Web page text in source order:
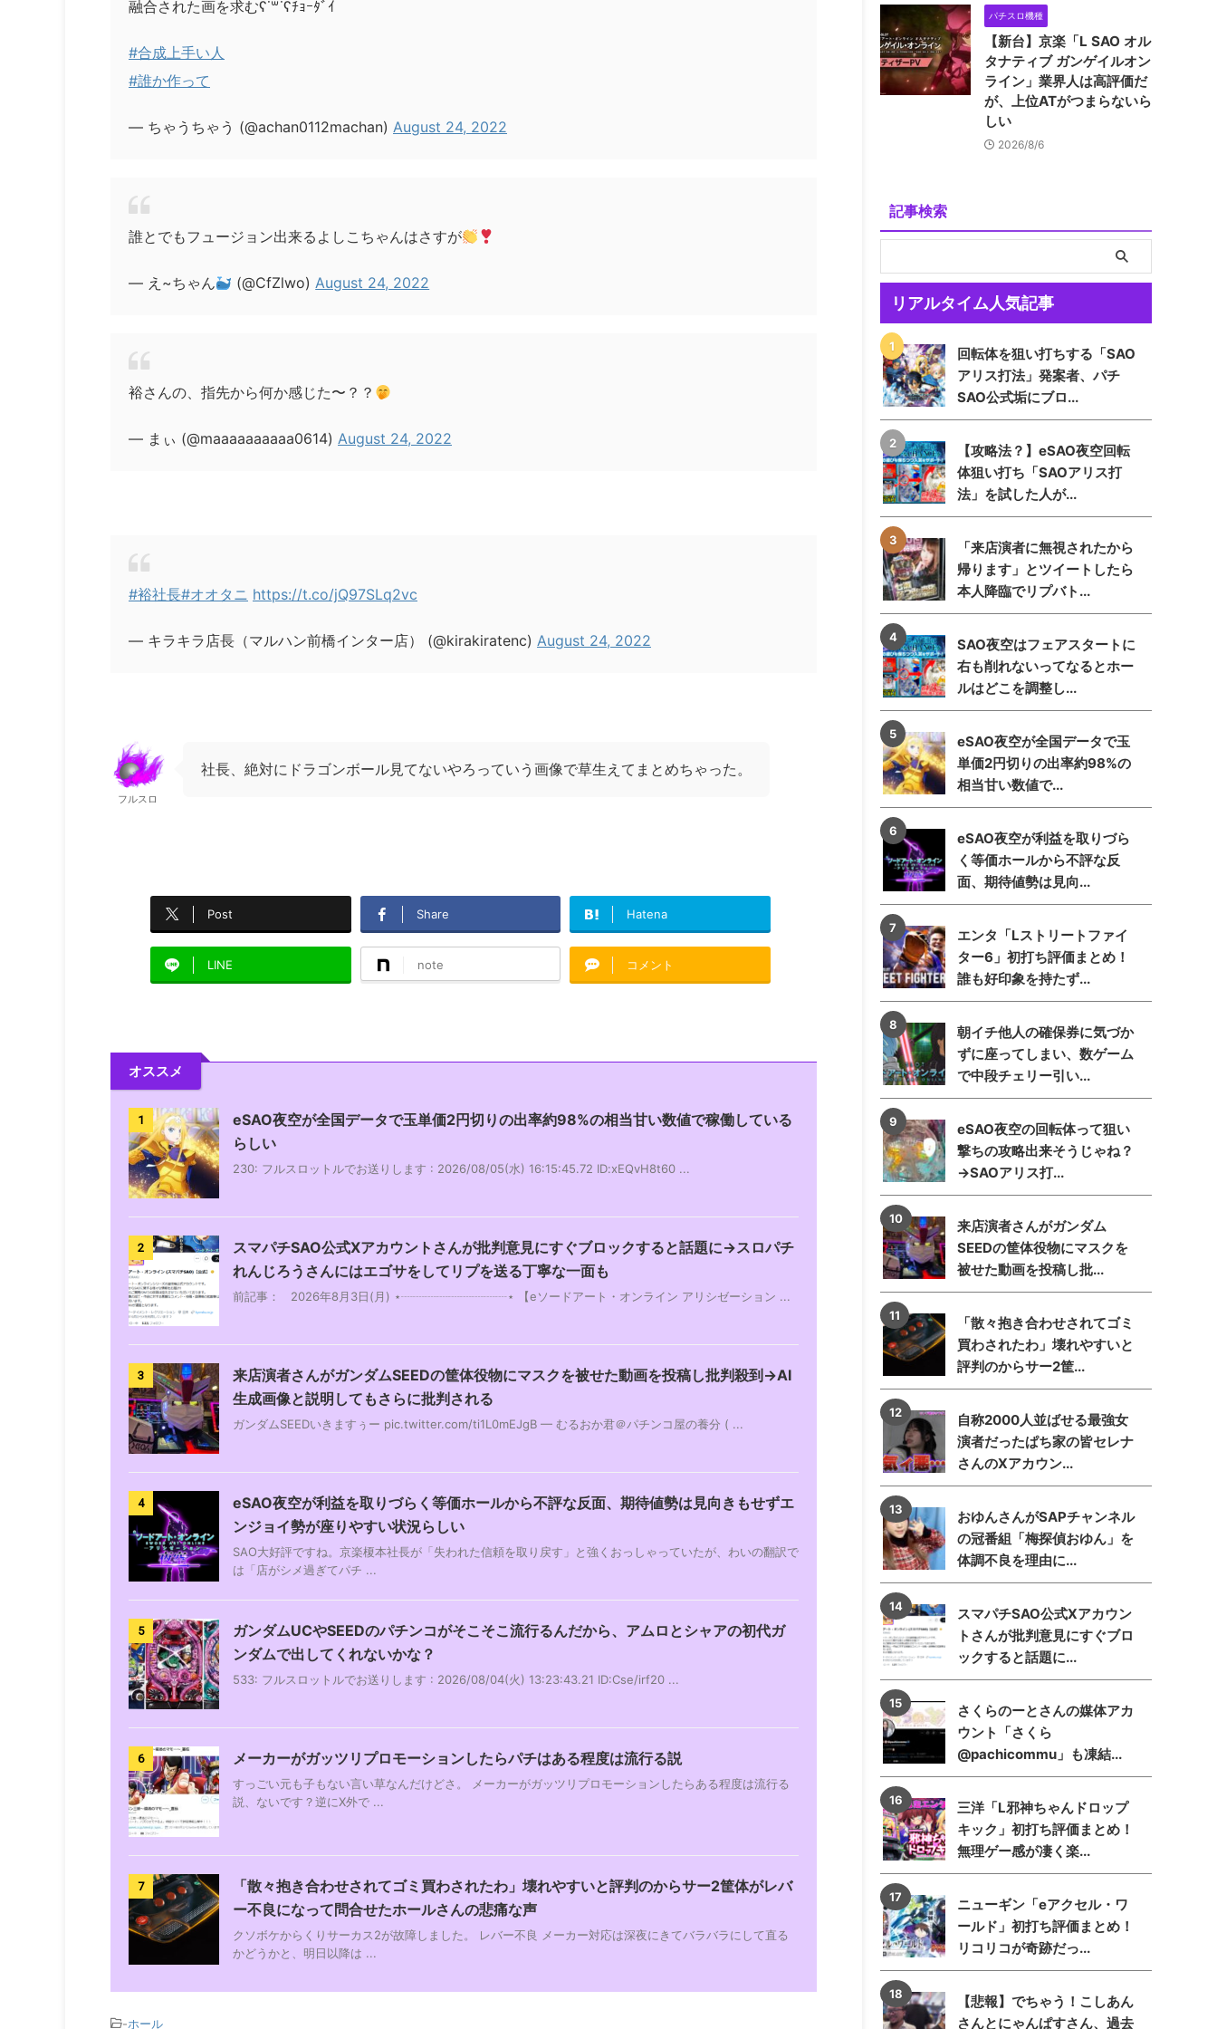
融合された画を求むʕ˙꒳​˙ʕﾁｮｰﾀﾞｲ
#合成上手い人
#誰か作って
— ちゃうちゃう (@achan0112machan) August 24, 2022
誰とでもフュージョン出来るよしこちゃんはさすが
— え~ちゃん (@CfZlwo)August 24, 2022
裕さんの、指先から何か感じた〜？？
— まぃ (@maaaaaaaaaa0614) August 24, 2022
#裕社長#オオタニ https://t.co/jQ97SLq2vc
— キラキラ店長（マルハン前橋インター店） (@kirakiratenc) August 24, 2022
フルスロ
社長、絶対にドラゴンボール見てないやろっていう画像で草生えてまとめちゃった。
Post Share Hatena
LINE note コメント
オススメ
1
eSAO夜空が全国データで玉単価2円切りの出率約98%の相当甘い数値で稼働している
らしい
230: フルスロットルでお送りします : 2026/08/05(水) 16:15:45.72 ID:xEQvH8t60 ...
2
スマパチSAO公式Xアカウントさんが批判意見にすぐブロックすると話題に→スロパチ
れんじろうさんにはエゴサをしてリプを送る丁寧な一面も
前記事： 2026年8月3日(月) ⋆┈┈┈┈┈┈┈┈┈⋆ 【eソードアート・オンライン アリシゼーション ...
3
来店演者さんがガンダムSEEDの筐体役物にマスクを被せた動画を投稿し批判殺到→AI
生成画像と説明してもさらに批判される
ガンダムSEEDいきますぅー pic.twitter.com/ti1L0mEJgB — むるおか君＠パチンコ屋の養分 ( ...
4
eSAO夜空が利益を取りづらく等価ホールから不評な反面、期待値勢は見向きもせずエ
ンジョイ勢が座りやすい状況らしい
SAO大好評ですね。京楽榎本社長が「失われた信頼を取り戻す」と強くおっしゃっていたが、わいの翻訳で
は「店がシメ過ぎてパチ ...
5
ガンダムUCやSEEDのパチンコがそこそこ流行るんだから、アムロとシャアの初代ガ
ンダムで出してくれないかな？
533: フルスロットルでお送りします : 2026/08/04(火) 13:23:43.21 ID:Cse/irf20 ...
6 メーカーがガッツリプロモーションしたらパチはある程度は流行る説
すっごい元も子もない言い草なんだけどさ。 メーカーがガッツリプロモーションしたらある程度は流行る
説、ないです？逆にX外で ...
7
「散々抱き合わせされてゴミ買わされたわ」壊れやすいと評判のからサー2筐体がレバ
ー不良になって問合せたホールさんの悲痛な声
クソボケからくりサーカス2が故障しました。 レバー不良 メーカー対応は深夜にきてバラバラにして直る
かどうかと、明日以降は ...
-ホール
パチスロ機種
【新台】京楽「L SAO オル
タナティブ ガンゲイルオン
ライン」業界人は高評価だ
が、上位ATがつまらないら
しい
2026/8/6
記事検索
リアルタイム人気記事
回転体を狙い打ちする「SAO
アリス打法」発案者、パチ
SAO公式垢にブロ...
【攻略法？】eSAO夜空回転
体狙い打ち「SAOアリス打
法」を試した人が...
「来店演者に無視されたから
帰ります」とツイートしたら
本人降臨でリプバト...
SAO夜空はフェアスタートに
右も削れないってなるとホー
ルはどこを調整し...
eSAO夜空が全国データで玉
単価2円切りの出率約98%の
相当甘い数値で...
eSAO夜空が利益を取りづら
く等価ホールから不評な反
面、期待値勢は見向...
エンタ「Lストリートファイ
ター6」初打ち評価まとめ！
誰も好印象を持たず...
朝イチ他人の確保券に気づか
ずに座ってしまい、数ゲーム
で中段チェリー引い...
eSAO夜空の回転体って狙い
撃ちの攻略出来そうじゃね？
→SAOアリス打...
来店演者さんがガンダム
SEEDの筐体役物にマスクを
被せた動画を投稿し批...
「散々抱き合わせされてゴミ
買わされたわ」壊れやすいと
評判のからサー2筐...
自称2000人並ばせる最強女
演者だったぱち家の皆セレナ
さんのXアカウン...
おゆんさんがSAPチャンネル
の冠番組「梅探偵おゆん」を
体調不良を理由に...
スマパチSAO公式Xアカウン
トさんが批判意見にすぐブロ
ックすると話題に...
さくらのーとさんの媒体アカ
ウント「さくら
@pachicommu」も凍結...
三洋「L邪神ちゃんドロップ
キック」初打ち評価まとめ！
無理ゲー感が凄く楽...
ニューギン「eアクセル・ワ
ールド」初打ち評価まとめ！
リコリコが奇跡だっ...
【悲報】でちゃう！こしあん
さんとにゃんぱすさん、過去